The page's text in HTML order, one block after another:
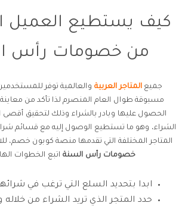
كيف يستطيع العميل
من خصومات رأس
جميعالمتاجر العربية والعالمية توفر
مسبوقة طوال العام المنصرم لذا تأكد من معاينة
الحصول عليها وبادر بالشراء وذلك لتحقيق أقصى
الشراء، وهو ما تستطيع الوصول إليه مع قسائم
المتاجر المختلفة التي تقدمها منصة كوبون خصم،
خصومات رأس السنة اتبع الخطوات
ابدا بتحديد السلع التي ترغب في
حدد المتجر الذي تريد الشراء من خلاله